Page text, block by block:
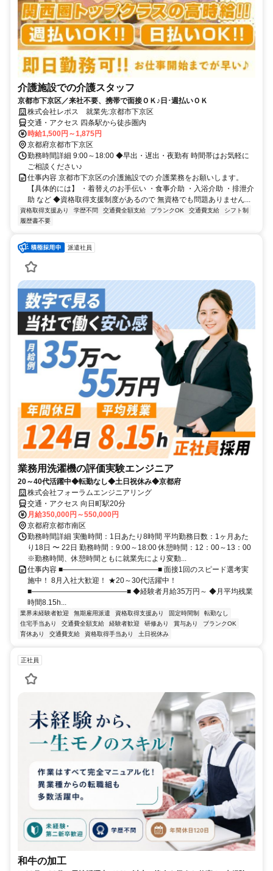
介護施設での介護スタッフ
京都市下京区／来社不要、携帯で面接ＯＫ♪日･週払いＯＫ
株式会社レポス 就業先:京都市下京区
交通・アクセス 四条駅から徒歩圏内
時給1,500円～1,875円
京都府京都市下京区
勤務時間詳細 9:00～18:00 ◆早出・遅出・夜勤有 時間帯はお気軽に
ご相談ください♪
仕事内容 京都市下京区の介護施設での 介護業務をお願いします。
【具体的には】 ・着替えのお手伝い ・食事介助 ・入浴介助 ・排泄介
助 など ◆資格取得支援制度があるので 無資格でも問題ありません...
資格取得支援あり 学歴不問 交通費全額支給 ブランクOK 交通費支給
シフト制
履歴書不要
派遣社員
業務用洗濯機の評価実験エンジニア
20～40代活躍中◆転勤なし◆土日祝休み◆京都府
株式会社フォーラムエンジニアリング
交通・アクセス 向日町駅20分
月給350,000円～550,000円
京都府京都市南区
勤務時間詳細 実働時間：1日あたり8時間 平均勤務日数：1ヶ月あた
り18日 〜 22日 勤務時間：9:00～18:00 休憩時間：12：00～13：00
※勤務時間、休憩時間ともに就業先により変動...
仕事内容 ■―――――――――――――■ 面接1回のスピード選考実
施中！ 8月入社大歓迎！ ★20～30代活躍中！
■―――――――――――――■ ◆経験者月給35万円～ ◆月平均残業
時間8.15h...
業界未経験者歓迎 無期雇用派遣 資格取得支援あり 固定時間制
転勤なし
住宅手当あり
交通費全額支給 経験者歓迎 研修あり 賞与あり
ブランクOK
育休あり
交通費支給 資格取得手当あり 土日祝休み
正社員
和牛の加工